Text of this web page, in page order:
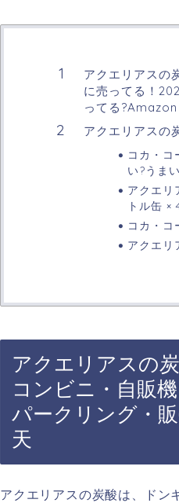
アクエリアスの
に売ってる！
ってる?Amazon
アクエリアスの
コカ・コ
い?うま
アクエリ
トル缶 ×
コカ・コ
アクエリ
アクエリアスの
コンビニ・自販
パークリング・
天
アクエリアスの炭酸は、ドン